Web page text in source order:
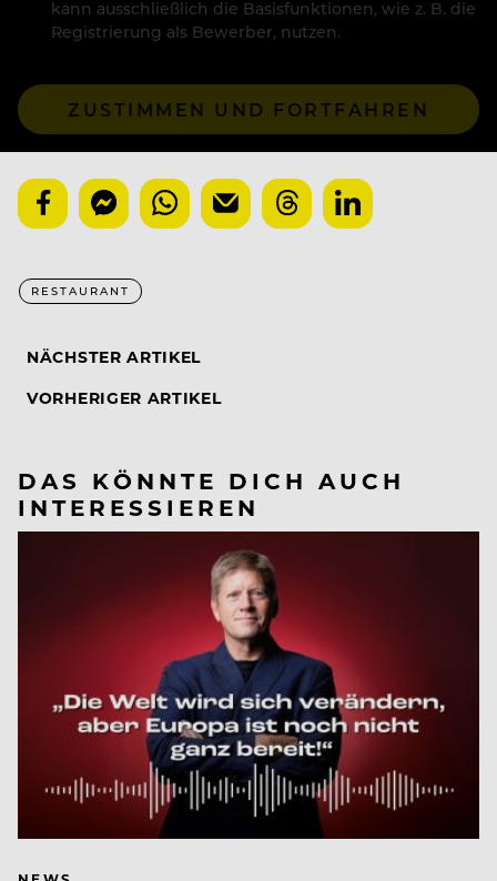
kann ausschließlich die Basisfunktionen, wie z. B. die
Registrierung als Bewerber, nutzen.
ZUSTIMMEN UND FORTFAHREN
RESTAURANT
NÄCHSTER ARTIKEL
VORHERIGER ARTIKEL
DAS KÖNNTE DICH AUCH
INTERESSIEREN